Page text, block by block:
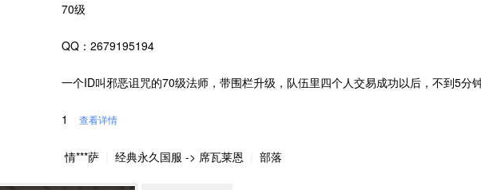
70级
QQ：2679195194
一个ID叫邪恶诅咒的70级法师，带围栏升级，队伍里四个人交易成功以后，不到5分
1 查看详情
情***萨 经典永久国服 -> 席瓦莱恩 部落